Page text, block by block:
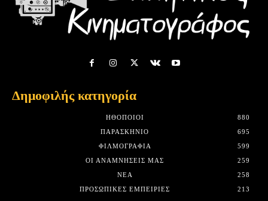
Δημοφιλής κατηγορία
HΘΟΠΟΙΟΊ
880
ΠΑΡΑΣΚΉΝΙΟ
695
ΦΙΛΜΟΓΡΑΦΊΑ
599
ΟΙ ΑΝΑΜΝΉΣΕΙΣ ΜΑΣ
259
ΝΈΑ
258
ΠΡΟΣΩΠΙΚΈΣ ΕΜΠΕΙΡΊΕΣ
213